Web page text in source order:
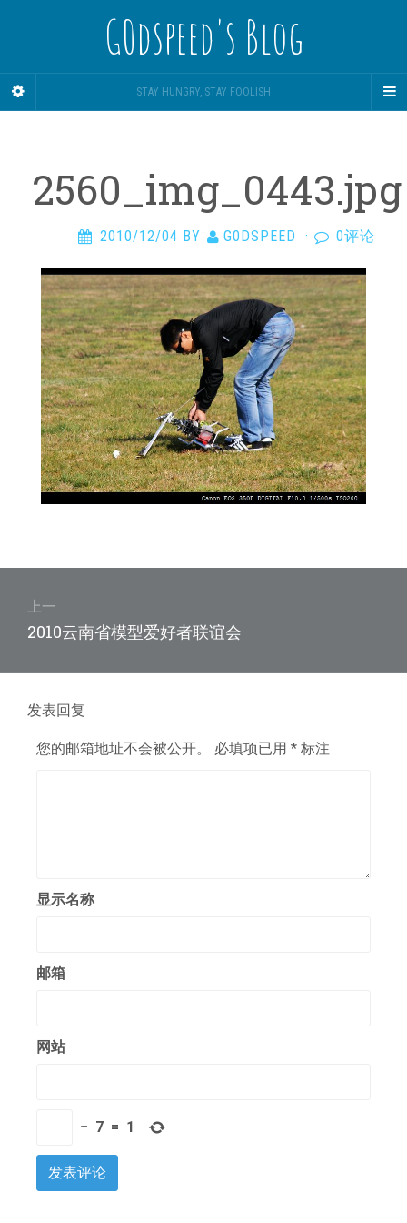
G0dspeed's Blog
STAY HUNGRY, STAY FOOLISH
2560_img_0443.jpg
2010/12/04 BY G0DSPEED · 0评论
航
上一
上
文
章：
2010云南省模型爱好者联谊会
发表回复
您的邮箱地址不会被公开。 必填项已用 * 标注
显示名称
邮箱
网站
− 7 = 1